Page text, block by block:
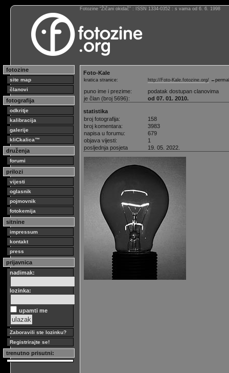
Fotozine “Žičani okidač” : ISSN 1334-0352 : s vama od 6. 6. 1998
fotozine
site map
članovi
fotografija
odkritje
kalibracija
galerije
kliCkalica™
druženja
forumi
prilozi
vijesti
oglasnik
pojmovnik
fotokemija
sitnine
impressum
kontakt
press
prijavnica
nadimak:
lozinka:
upamti me
Zaboravili ste lozinku?
Registrirajte se!
trenutno prisutni:
Foto-Kale
kratica stranice: http://Foto-Kale.fotozine.org/
puno ime i prezime:
podatak dostupan clanovima
je član (broj 5696):
od 07. 01. 2010.
statistika
broj fotografija:
158
broj komentara:
3983
napisa u forumu:
679
objava vijesti:
1
posljednja posjeta
19. 05. 2022.